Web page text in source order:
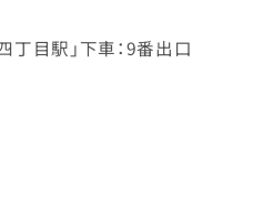
丁目駅」下車：9番出口